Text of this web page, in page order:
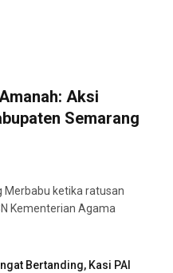
Aksi
Semarang
Merbabu ketika ratusan
Kementerian Agama
Bertanding, Kasi PAI